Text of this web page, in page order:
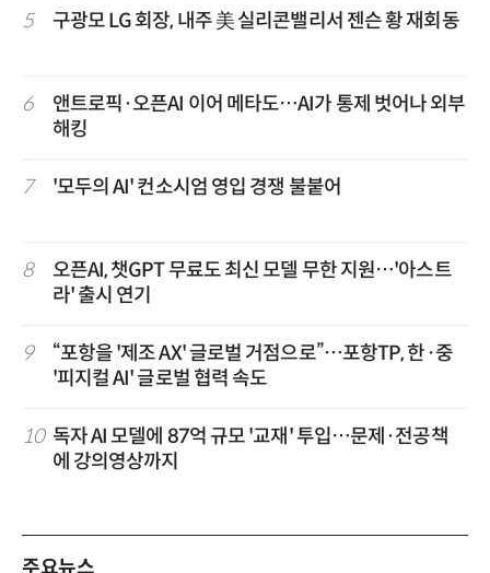
5 구광모 LG 회장, 내주 美 실리콘밸리서 젠슨 황 재회동
6
앤트로픽·오픈AI 이어 메타도…AI가 통제 벗어나 외부
해킹
7 '모두의 AI' 컨소시엄 영입 경쟁 불붙어
8
오픈AI, 챗GPT 무료도 최신 모델 무한 지원…'아스트
라' 출시 연기
9
“포항을 '제조 AX' 글로벌 거점으로”…포항TP, 한·중
'피지컬 AI' 글로벌 협력 속도
10 독자 AI 모델에 87억 규모 '교재' 투입…문제·전공책
에 강의영상까지
주요뉴스